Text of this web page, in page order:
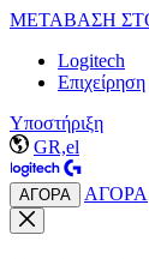
ΜΕΤΑΒΑΣΗ
Logitech
Επιχείρηση
Υποστήριξη
GR,el
ΑΓΟΡΑ ΑΓΟΡΑ